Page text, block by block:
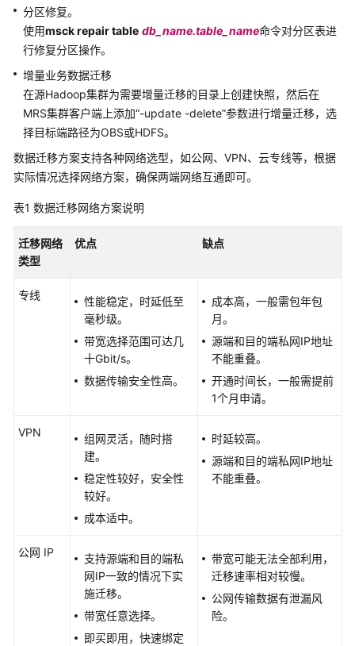
版）
组
件
操
作
指
（普
通
佳
实
数
分区修复。
使用msck repair table db_name.table_name命令对分区表进
行修复分区操作。
增量业务数据迁移
在源Hadoop集群为需要增量迁移的目录上创建快照，然后在
MRS集群客户端上添加“-update -delete”参数进行增量迁移，选
择目标端路径为OBS或HDFS。
数据迁移方案支持各种网络选型，如公网、VPN、云专线等，根据
实际情况选择网络方案，确保两端网络互通即可。
表1 数据迁移网络方案说明
迁移网络
类型
优点 缺点
专线
性能稳定，时延低至
毫秒级。
带宽选择范围可达几
十Gbit/s。
数据传输安全性高。
成本高，一般需包年包
月。
源端和目的端私网IP地址
不能重叠。
开通时间长，一般需提前
1个月申请。
VPN
组网灵活，随时搭
建。
稳定性较好，安全性
较好。
成本适中。
时延较高。
源端和目的端私网IP地址
不能重叠。
公网 IP
支持源端和目的端私
网IP一致的情况下实
施迁移。
带宽任意选择。
即买即用，快速绑定
带宽可能无法全部利用，
迁移速率相对较慢。
公网传输数据有泄漏风
险。